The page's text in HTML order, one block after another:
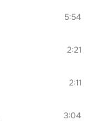
5:54
2:21
2:11
3:04